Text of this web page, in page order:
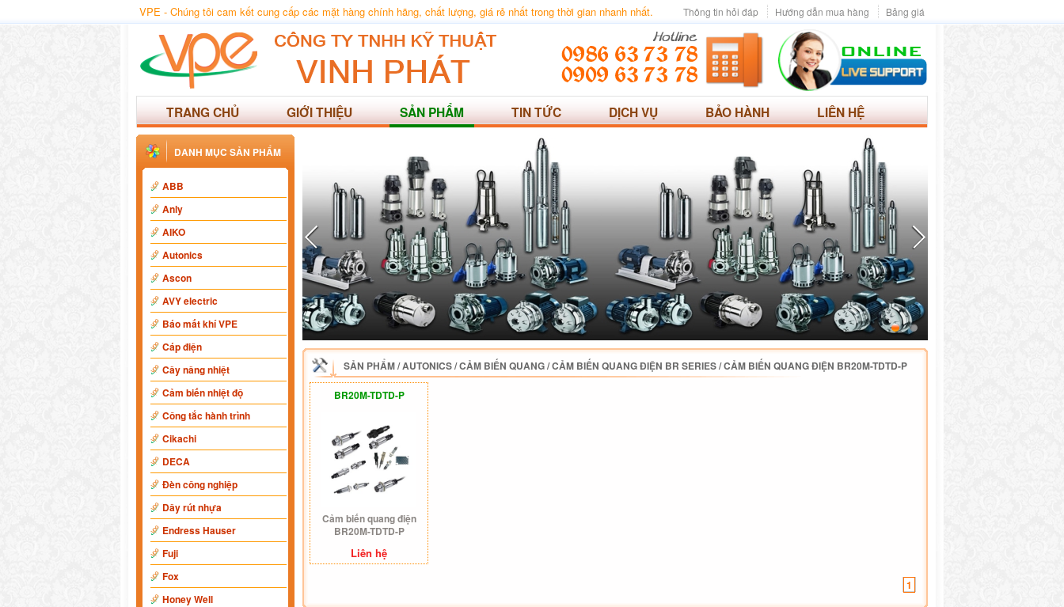
VPE - Chúng tôi cam kết cung cấp các mặt hàng chính hãng, chất lượng, giá rẻ nhất trong thời gian nhanh nhất. Bảng giá
Hướng dẫn mua hàng
Thông tin hỏi đáp
TRANG CHỦ GIỚI THIỆU SẢN PHẨM TIN TỨC DỊCH VỤ BẢO HÀNH LIÊN HỆ
DANH MỤC SẢN PHẨM
ABB
Anly
AIKO
Autonics
Ascon
AVY electric
Báo mất khí VPE
Cáp điện
Cây nâng nhiệt
Cảm biến nhiệt độ
Công tắc hành trình
Cikachi
DECA
Đèn công nghiệp
Dây rút nhựa
Endress Hauser
Fuji
Fox
Honey Well
SẢN PHẨM/AUTONICS/CẢM BIẾN QUANG/CẢM BIẾN QUANG ĐIỆN BR SERIES/CẢM BIẾN QUANG ĐIỆN BR20M-TDTD-P
BR20M-TDTD-P
Cảm biến quang điện
BR20M-TDTD-P
Liên hệ
1